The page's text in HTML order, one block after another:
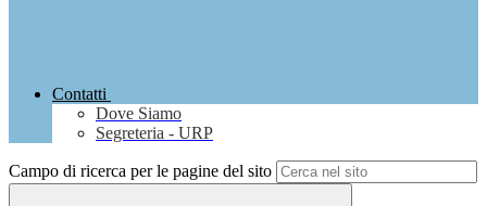
Contatti
Dove Siamo
Segreteria - URP
Campo di ricerca per le pagine del sito